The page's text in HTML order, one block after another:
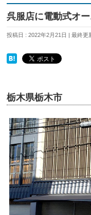
呉服店に電動式オ
投稿日 : 2022年2月21日 最終更
栃木県栃木市